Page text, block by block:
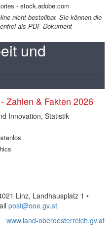
- stock.adobe.com
nicht bestellbar. Sie können die
als PDF-Dokument
und
Zahlen & Fakten 2026
Innovation, Statistik
Linz, Landhausplatz 1 •
post@ooe.gv.at
www.land-oberoesterreich.gv.at